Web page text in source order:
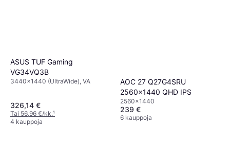
ASUS TUF Gaming
VG34VQ3B
3440x1440 (UltraWide), VA
326,14 €
Tai 56,96 €/kk.¹
4 kauppoja
AOC 27 Q27G4SRU
2560x1440 QHD IPS
2560x1440
239 €
6 kauppoja